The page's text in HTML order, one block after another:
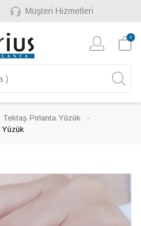
Müşteri Hizmetleri
0
Tektaş Pırlanta Yüzük
Yüzük